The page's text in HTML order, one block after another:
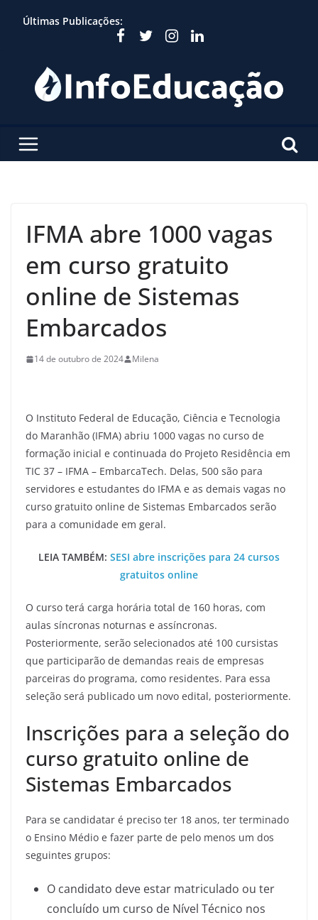
Últimas Publicações:
IFMA abre 1000 vagas
em curso gratuito
online de Sistemas
Embarcados
14 de outubro de 2024 Milena
O Instituto Federal de Educação, Ciência e Tecnologia
do Maranhão (IFMA) abriu 1000 vagas no curso de
formação inicial e continuada do Projeto Residência em
TIC 37 – IFMA – EmbarcaTech. Delas, 500 são para
servidores e estudantes do IFMA e as demais vagas no
curso gratuito online de Sistemas Embarcados serão
para a comunidade em geral.
LEIA TAMBÉM: SESI abre inscrições para 24 cursos
gratuitos online
O curso terá carga horária total de 160 horas, com
aulas síncronas noturnas e assíncronas.
Posteriormente, serão selecionados até 100 cursistas
que participarão de demandas reais de empresas
parceiras do programa, como residentes. Para essa
seleção será publicado um novo edital, posteriormente.
Inscrições para a seleção do
curso gratuito online de
Sistemas Embarcados
Para se candidatar é preciso ter 18 anos, ter terminado
o Ensino Médio e fazer parte de pelo menos um dos
seguintes grupos:
O candidato deve estar matriculado ou ter
concluído um curso de Nível Técnico nos